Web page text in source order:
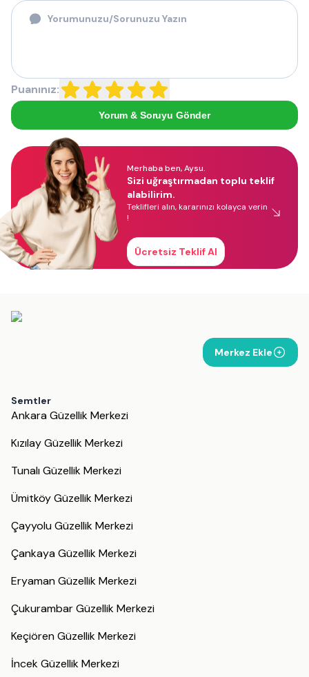
Puanınız:
Yorum & Soruyu Gönder
Merhaba ben, Aysu.
Sizi uğraştırmadan toplu teklif
alabilirim.
Teklifleri alın, kararınızı kolayca verin
!
Ücretsiz Teklif Al
Merkez Ekle
Semtler
Ankara Güzellik Merkezi
Kızılay Güzellik Merkezi
Tunalı Güzellik Merkezi
Ümitköy Güzellik Merkezi
Çayyolu Güzellik Merkezi
Çankaya Güzellik Merkezi
Eryaman Güzellik Merkezi
Çukurambar Güzellik Merkezi
Keçiören Güzellik Merkezi
İncek Güzellik Merkezi